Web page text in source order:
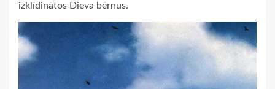
izklīdinātos Dieva bērnus.